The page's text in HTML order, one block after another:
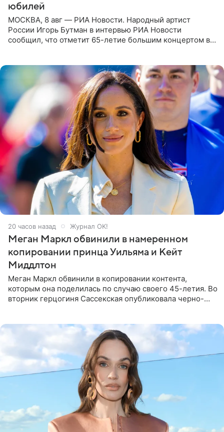
юбилей
МОСКВА, 8 авг — РИА Новости. Народный артист
России Игорь Бутман в интервью РИА Новости
сообщил, что отметит 65-летие большим концертом в
20 часов назад Журнал OK!
Меган Маркл обвинили в намеренном
копировании принца Уильяма и Кейт
Миддлтон
Меган Маркл обвинили в копировании контента,
которым она поделилась по случаю своего 45-летия. Во
вторник герцогиня Сассекская опубликовала черно-